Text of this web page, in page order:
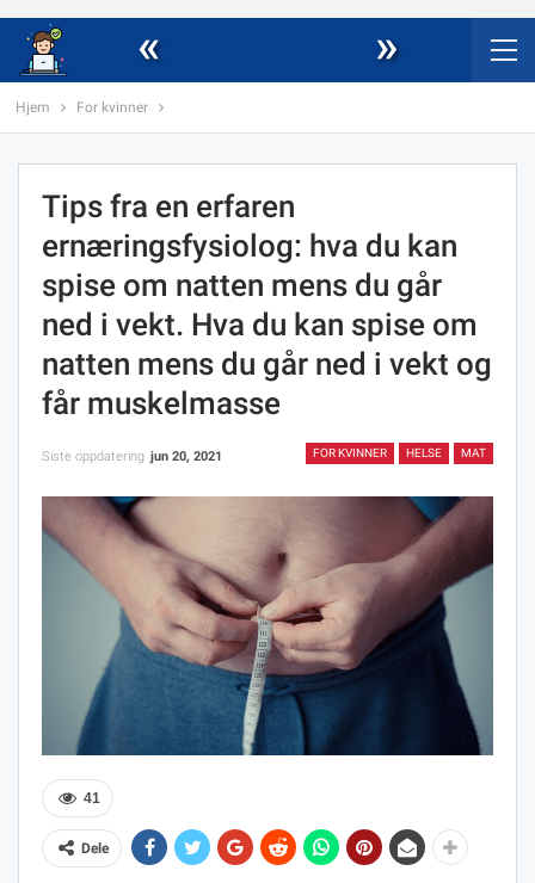
« »
Hjem For kvinner
Tips fra en erfaren
ernæringsfysiolog: hva du kan
spise om natten mens du går
ned i vekt. Hva du kan spise om
natten mens du går ned i vekt og
får muskelmasse
FOR KVINNER HELSE MAT
Siste oppdatering jun 20, 2021
41
Dele